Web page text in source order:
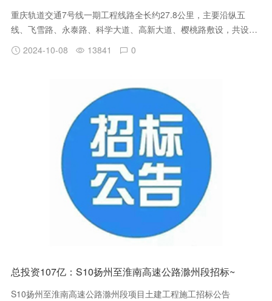
重庆轨道交通7号线一期工程线路全长约27.8公里，主要沿纵五
线、飞雪路、永泰路、科学大道、高新大道、樱桃路敷设，共设车
站18座，换乘站7座，分别与规划17号线、15号线、27号线、永川
线、19号线及既有1号线换乘；一期工程全线平均站间距约1.6公
2024-10-08 13841 0
总投资107亿：S10扬州至淮南高速公路滁州段招标~
S10扬州至淮南高速公路滁州段项目土建工程施工招标公告